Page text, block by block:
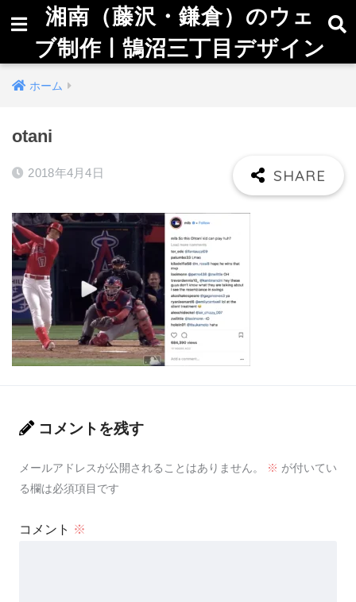
湘南（藤沢・鎌倉）のウェ
ブ制作 | 鵠沼三丁目デザイン
ホーム
otani
2018年4月4日
コメントを残す
メールアドレスが公開されることはありません。 ※ が付いてい
る欄は必須項目です
コメント ※